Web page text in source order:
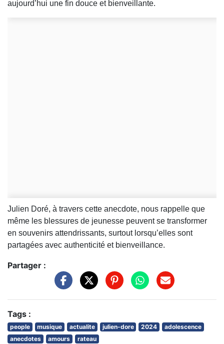
aujourd’hui une fin douce et bienveillante.
Julien Doré, à travers cette anecdote, nous rappelle que
même les blessures de jeunesse peuvent se transformer
en souvenirs attendrissants, surtout lorsqu’elles sont
partagées avec authenticité et bienveillance.
Partager :
Tags :
people musique actualite julien-dore 2024
adolescence
anecdotes
amours rateau